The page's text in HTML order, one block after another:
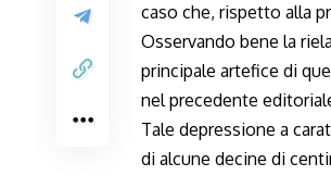
caso che, rispetto alla
Osservando bene la
principale artefice di
nel precedente
Tale depressione a
di alcune decine di